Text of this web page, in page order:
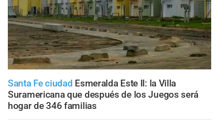
Santa Fe ciudad Esmeralda Este II: la Villa
Suramericana que después de los Juegos será
hogar de 346 familias